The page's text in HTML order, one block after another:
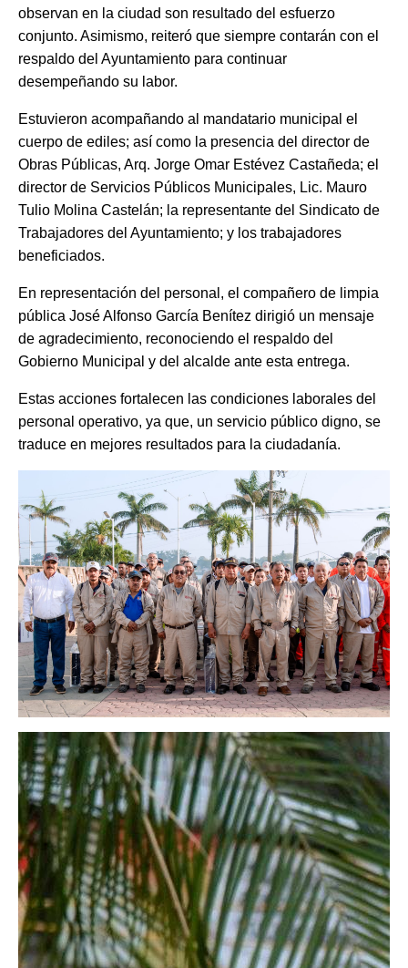
observan en la ciudad son resultado del esfuerzo
conjunto. Asimismo, reiteró que siempre contarán con el
respaldo del Ayuntamiento para continuar
desempeñando su labor.
Estuvieron acompañando al mandatario municipal el
cuerpo de ediles; así como la presencia del director de
Obras Públicas, Arq. Jorge Omar Estévez Castañeda; el
director de Servicios Públicos Municipales, Lic. Mauro
Tulio Molina Castelán; la representante del Sindicato de
Trabajadores del Ayuntamiento; y los trabajadores
beneficiados.
En representación del personal, el compañero de limpia
pública José Alfonso García Benítez dirigió un mensaje
de agradecimiento, reconociendo el respaldo del
Gobierno Municipal y del alcalde ante esta entrega.
Estas acciones fortalecen las condiciones laborales del
personal operativo, ya que, un servicio público digno, se
traduce en mejores resultados para la ciudadanía.